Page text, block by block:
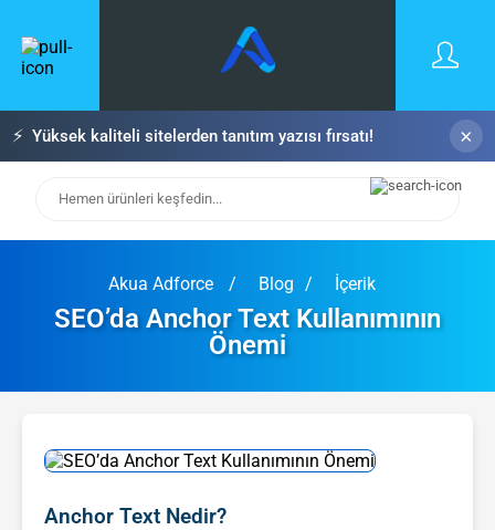
⚡ Yüksek kaliteli sitelerden tanıtım yazısı fırsatı! ×
Akua Adforce Blog İçerik
SEO’da Anchor Text Kullanımının
Önemi
Anchor Text Nedir?